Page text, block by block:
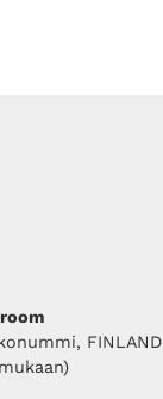
FINLAND